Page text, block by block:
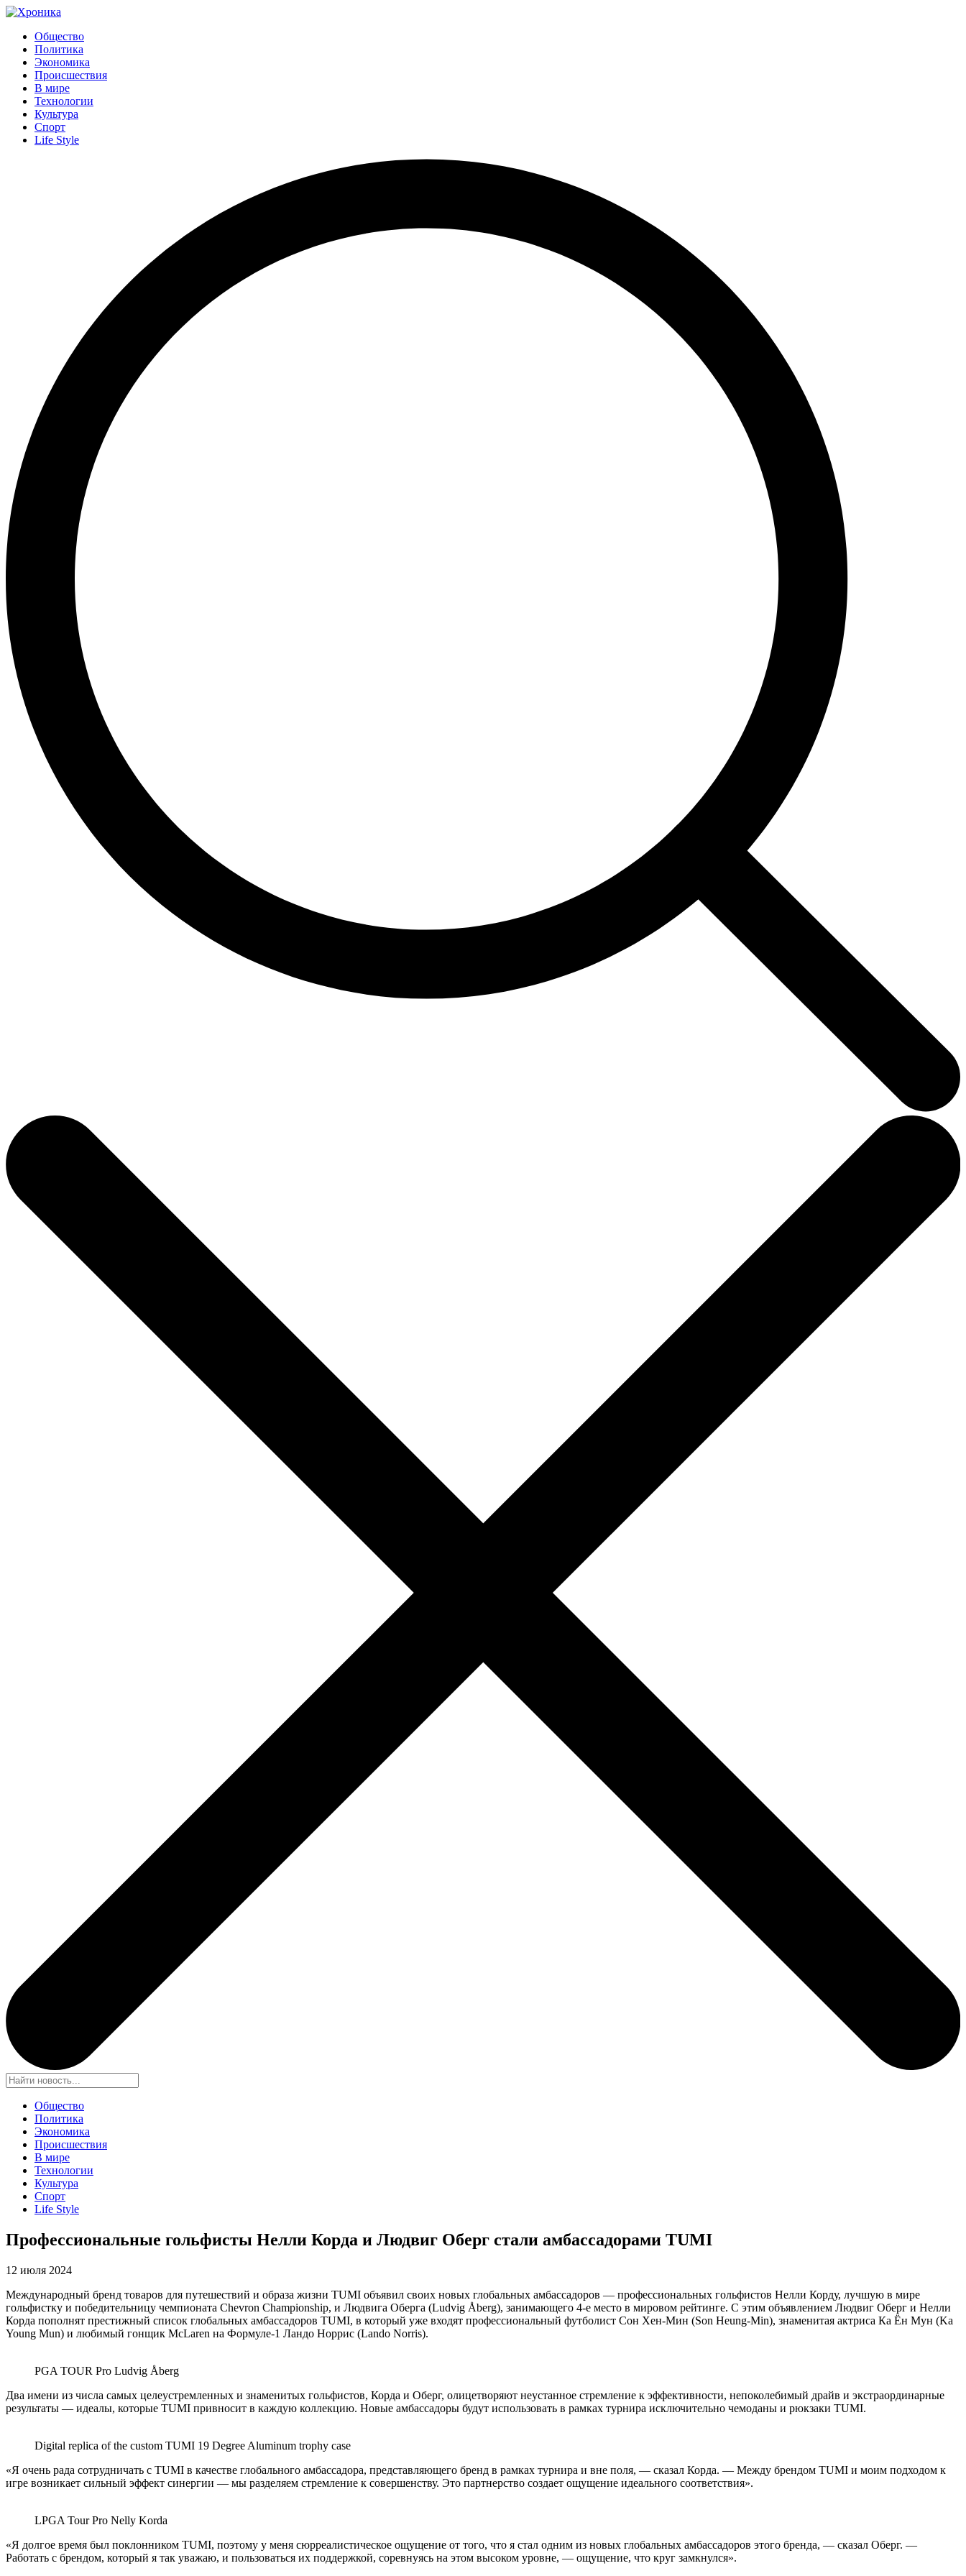
Общество
Политика
Экономика
Происшествия
В мире
Технологии
Культура
Спорт
Life Style
Общество
Политика
Экономика
Происшествия
В мире
Технологии
Культура
Спорт
Life Style
Профессиональные гольфисты Нелли Корда и Людвиг Оберг стали амбасcадорами TUMI
12 июля 2024
Международный бренд товаров для путешествий и образа жизни TUMI объявил своих новых глобальных амбассадоров — профессиональных гольфистов Нелли Корду, лучшую в мире
гольфистку и победительницу чемпионата Chevron Championship, и Людвига Оберга (Ludvig Åberg), занимающего 4-е место в мировом рейтинге. С этим объявлением Людвиг Оберг и Нелли
Корда пополнят престижный список глобальных амбассадоров TUMI, в который уже входят профессиональный футболист Сон Хен-Мин (Son Heung-Min), знаменитая актриса Ка Ён Мун (Ka
Young Mun) и любимый гонщик McLaren на Формуле-1 Ландо Норрис (Lando Norris).
PGA TOUR Pro Ludvig Åberg
Два имени из числа самых целеустремленных и знаменитых гольфистов, Корда и Оберг, олицетворяют неустанное стремление к эффективности, непоколебимый драйв и экстраординарные
результаты — идеалы, которые TUMI привносит в каждую коллекцию. Новые амбассадоры будут использовать в рамках турнира исключительно чемоданы и рюкзаки TUMI.
Digital replica of the custom TUMI 19 Degree Aluminum trophy case
«Я очень рада сотрудничать с TUMI в качестве глобального амбассадора, представляющего бренд в рамках турнира и вне поля, — сказал Корда. — Между брендом TUMI и моим подходом к
игре возникает сильный эффект синергии — мы разделяем стремление к совершенству. Это партнерство создает ощущение идеального соответствия».
LPGA Tour Pro Nelly Korda
«Я долгое время был поклонником TUMI, поэтому у меня сюрреалистическое ощущение от того, что я стал одним из новых глобальных амбассадоров этого бренда, — сказал Оберг. —
Работать с брендом, который я так уважаю, и пользоваться их поддержкой, соревнуясь на этом высоком уровне, — ощущение, что круг замкнулся».